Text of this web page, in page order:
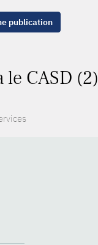
publication
CASD (2)